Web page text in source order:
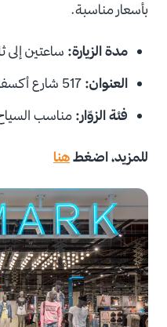
بأسعار مناسبة.
مدة الزيارة: ساعتين إلى
العنوان:
فئة الزوّار: مناسب
للمزيد، اضغطهنا